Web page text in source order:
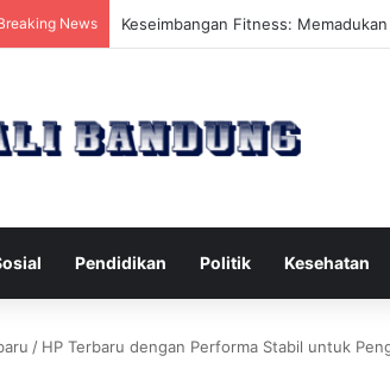
News Manfaat Pilates Reformer untuk
Pendidikan Politik Kesehatan
/ HP Terbaru dengan Performa Stabil untuk